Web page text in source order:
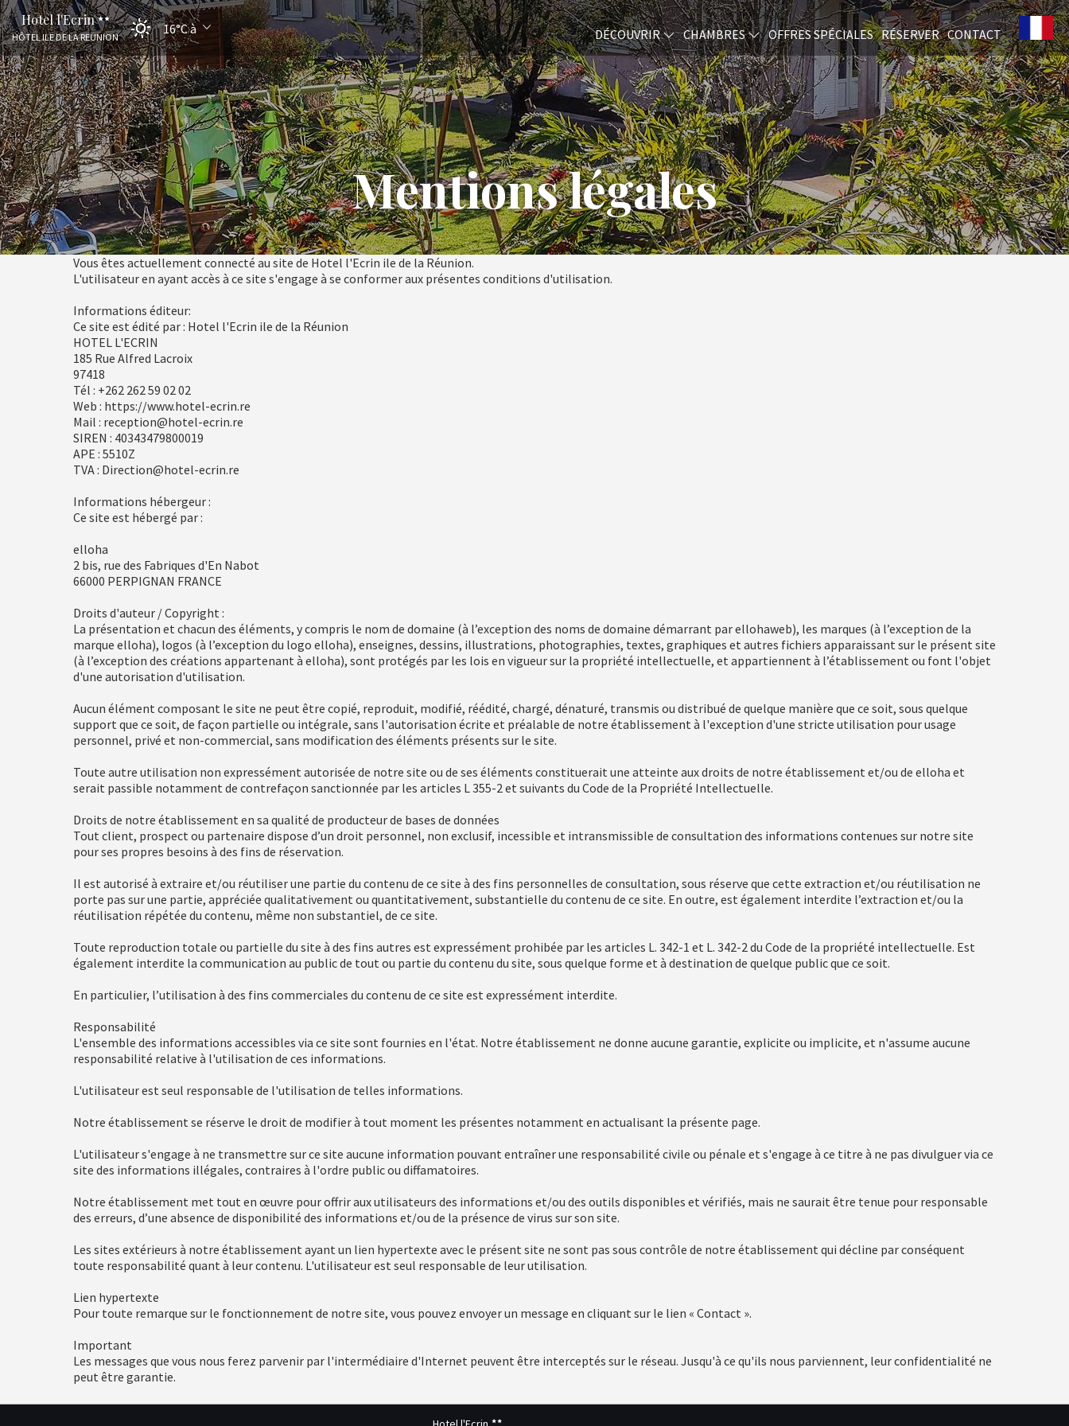
Hotel l'Ecrin
HÔTEL ILE DE LA REUNION
16°Cà DÉCOUVRIR CHAMBRES OFFRES SPÉCIALES RÉSERVER CONTACT
Mentions légales
Vous êtes actuellement connecté au site de Hotel l'Ecrin ile de la Réunion.
L'utilisateur en ayant accès à ce site s'engage à se conformer aux présentes conditions d'utilisation.
Informations éditeur:
Ce site est édité par : Hotel l'Ecrin ile de la Réunion
HOTEL L'ECRIN
185 Rue Alfred Lacroix
97418
Tél : +262 262 59 02 02
Web : https://www.hotel-ecrin.re
Mail : reception@hotel-ecrin.re
SIREN : 40343479800019
APE : 5510Z
TVA : Direction@hotel-ecrin.re
Informations hébergeur :
Ce site est hébergé par :
elloha
2 bis, rue des Fabriques d'En Nabot
66000 PERPIGNAN FRANCE
Droits d'auteur / Copyright :
La présentation et chacun des éléments, y compris le nom de domaine (à l’exception des noms de domaine démarrant par ellohaweb), les marques (à l’exception de la
marque elloha), logos (à l’exception du logo elloha), enseignes, dessins, illustrations, photographies, textes, graphiques et autres fichiers apparaissant sur le présent site
(à l’exception des créations appartenant à elloha), sont protégés par les lois en vigueur sur la propriété intellectuelle, et appartiennent à l’établissement ou font l'objet
d'une autorisation d'utilisation.
Aucun élément composant le site ne peut être copié, reproduit, modifié, réédité, chargé, dénaturé, transmis ou distribué de quelque manière que ce soit, sous quelque
support que ce soit, de façon partielle ou intégrale, sans l'autorisation écrite et préalable de notre établissement à l'exception d'une stricte utilisation pour usage
personnel, privé et non-commercial, sans modification des éléments présents sur le site.
Toute autre utilisation non expressément autorisée de notre site ou de ses éléments constituerait une atteinte aux droits de notre établissement et/ou de elloha et
serait passible notamment de contrefaçon sanctionnée par les articles L 355-2 et suivants du Code de la Propriété Intellectuelle.
Droits de notre établissement en sa qualité de producteur de bases de données
Tout client, prospect ou partenaire dispose d’un droit personnel, non exclusif, incessible et intransmissible de consultation des informations contenues sur notre site
pour ses propres besoins à des fins de réservation.
Il est autorisé à extraire et/ou réutiliser une partie du contenu de ce site à des fins personnelles de consultation, sous réserve que cette extraction et/ou réutilisation ne
porte pas sur une partie, appréciée qualitativement ou quantitativement, substantielle du contenu de ce site. En outre, est également interdite l’extraction et/ou la
réutilisation répétée du contenu, même non substantiel, de ce site.
Toute reproduction totale ou partielle du site à des fins autres est expressément prohibée par les articles L. 342-1 et L. 342-2 du Code de la propriété intellectuelle. Est
également interdite la communication au public de tout ou partie du contenu du site, sous quelque forme et à destination de quelque public que ce soit.
En particulier, l’utilisation à des fins commerciales du contenu de ce site est expressément interdite.
Responsabilité
L'ensemble des informations accessibles via ce site sont fournies en l'état. Notre établissement ne donne aucune garantie, explicite ou implicite, et n'assume aucune
responsabilité relative à l'utilisation de ces informations.
L'utilisateur est seul responsable de l'utilisation de telles informations.
Notre établissement se réserve le droit de modifier à tout moment les présentes notamment en actualisant la présente page.
L'utilisateur s'engage à ne transmettre sur ce site aucune information pouvant entraîner une responsabilité civile ou pénale et s'engage à ce titre à ne pas divulguer via ce
site des informations illégales, contraires à l'ordre public ou diffamatoires.
Notre établissement met tout en œuvre pour offrir aux utilisateurs des informations et/ou des outils disponibles et vérifiés, mais ne saurait être tenue pour responsable
des erreurs, d’une absence de disponibilité des informations et/ou de la présence de virus sur son site.
Les sites extérieurs à notre établissement ayant un lien hypertexte avec le présent site ne sont pas sous contrôle de notre établissement qui décline par conséquent
toute responsabilité quant à leur contenu. L'utilisateur est seul responsable de leur utilisation.
Lien hypertexte
Pour toute remarque sur le fonctionnement de notre site, vous pouvez envoyer un message en cliquant sur le lien « Contact ».
Important
Les messages que vous nous ferez parvenir par l'intermédiaire d'Internet peuvent être interceptés sur le réseau. Jusqu'à ce qu'ils nous parviennent, leur confidentialité ne
peut être garantie.